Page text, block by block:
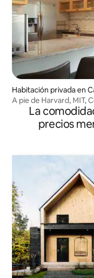
Habitación privada en
A pie de Harvard, MIT,
La
precios